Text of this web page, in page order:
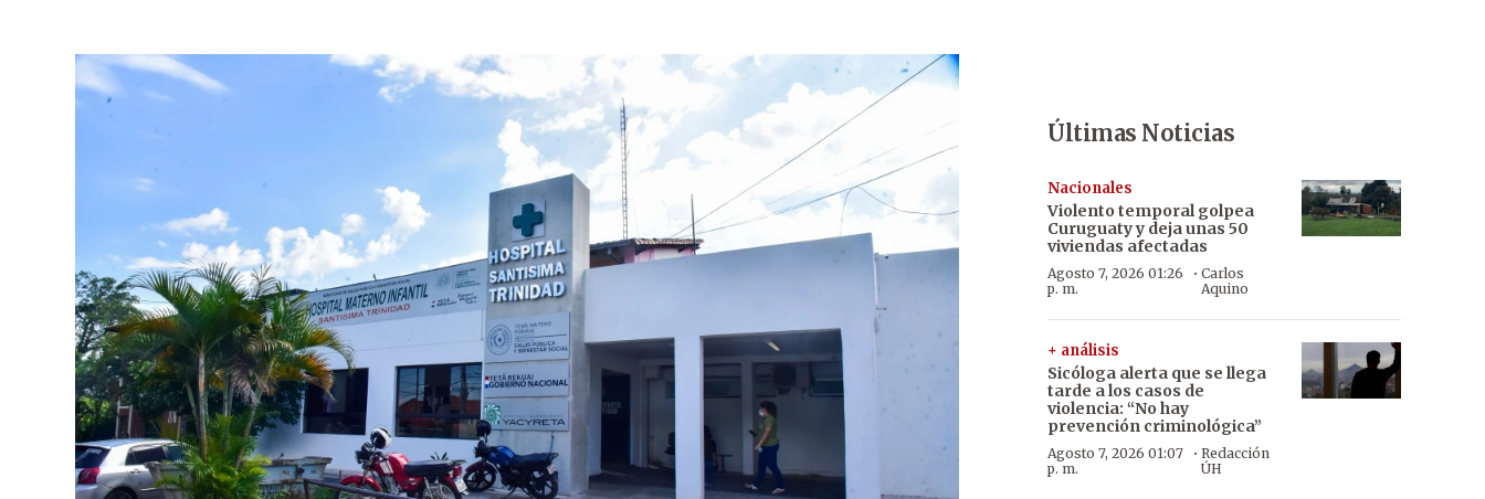
Últimas Noticias
Nacionales
Violento temporal golpea
Curuguaty y deja unas 50
viviendas afectadas
Agosto 7, 2026 01:26
p. m.
· Carlos
Aquino
+ análisis
Sicóloga alerta que se llega
tarde a los casos de
violencia: “No hay
prevención criminológica”
Agosto 7, 2026 01:07
p. m.
·Redacción
ÚH